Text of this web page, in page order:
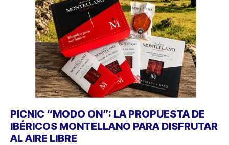
PICNIC “MODO ON”: LA PROPUESTA DE
IBÉRICOS MONTELLANO PARA DISFRUTAR
AL AIRE LIBRE